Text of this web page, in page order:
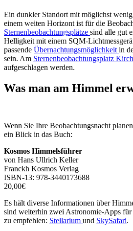
Ein dunkler Standort mit möglichst
einem weiten Horizont ist für die
Sternenbeobachtungsplätze sind alle gut
Helligkeit mit einem SQM-
passende Übernachtungsmöglichkeit in
sein. Am Sternenbeobachtungsplatz
aufgeschlagen werden.
Was man am Himmel
Wenn Sie Ihre Beobachtungsnacht
ein Blick in das Buch:
Kosmos Himmelsführer
von Hans Ullrich Keller
Franckh Kosmos Verlag
ISBN-13: 978-3440173688
20,00€
Es hält diverse Informationen über
sind weiterhin zwei Astronomie-Apps für
zu empfehlen: Stellarium und SkySafari.